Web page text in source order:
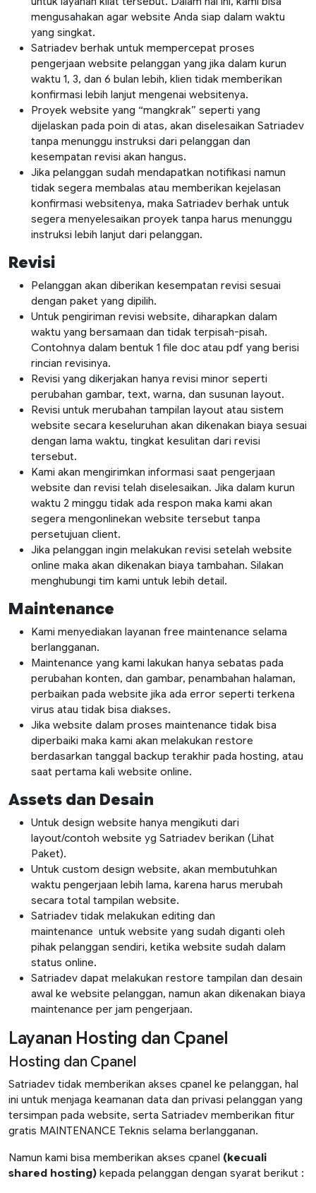
mengusahakan agar website Anda siap dalam waktu
yang singkat.
Satriadev berhak untuk mempercepat proses
pengerjaan website pelanggan yang jika dalam kurun
waktu 1, 3, dan 6 bulan lebih, klien tidak memberikan
konfirmasi lebih lanjut mengenai websitenya.
Proyek website yang “mangkrak” seperti yang
dijelaskan pada poin di atas, akan diselesaikan Satriadev
tanpa menunggu instruksi dari pelanggan dan
kesempatan revisi akan hangus.
Jika pelanggan sudah mendapatkan notifikasi namun
tidak segera membalas atau memberikan kejelasan
konfirmasi websitenya, maka Satriadev berhak untuk
segera menyelesaikan proyek tanpa harus menunggu
instruksi lebih lanjut dari pelanggan.
Revisi
Pelanggan akan diberikan kesempatan revisi sesuai
dengan paket yang dipilih.
Untuk pengiriman revisi website, diharapkan dalam
waktu yang bersamaan dan tidak terpisah-pisah.
Contohnya dalam bentuk 1 file doc atau pdf yang berisi
rincian revisinya.
Revisi yang dikerjakan hanya revisi minor seperti
perubahan gambar, text, warna, dan susunan layout.
Revisi untuk merubahan tampilan layout atau sistem
website secara keseluruhan akan dikenakan biaya sesuai
dengan lama waktu, tingkat kesulitan dari revisi
tersebut.
Kami akan mengirimkan informasi saat pengerjaan
website dan revisi telah diselesaikan. Jika dalam kurun
waktu 2 minggu tidak ada respon maka kami akan
segera mengonlinekan website tersebut tanpa
persetujuan client.
Jika pelanggan ingin melakukan revisi setelah website
online maka akan dikenakan biaya tambahan. Silakan
menghubungi tim kami untuk lebih detail.
Maintenance
Kami menyediakan layanan free maintenance selama
berlangganan.
Maintenance yang kami lakukan hanya sebatas pada
perubahan konten, dan gambar, penambahan halaman,
perbaikan pada website jika ada error seperti terkena
virus atau tidak bisa diakses.
Jika website dalam proses maintenance tidak bisa
diperbaiki maka kami akan melakukan restore
berdasarkan tanggal backup terakhir pada hosting, atau
saat pertama kali website online.
Assets dan Desain
Untuk design website hanya mengikuti dari
layout/contoh website yg Satriadev berikan (Lihat
Paket).
Untuk custom design website, akan membutuhkan
waktu pengerjaan lebih lama, karena harus merubah
secara total tampilan website.
Satriadev tidak melakukan editing dan
maintenance untuk website yang sudah diganti oleh
pihak pelanggan sendiri, ketika website sudah dalam
status online.
Satriadev dapat melakukan restore tampilan dan desain
awal ke website pelanggan, namun akan dikenakan biaya
maintenance per jam pengerjaan.
Layanan Hosting dan Cpanel
Hosting dan Cpanel
Satriadev tidak memberikan akses cpanel ke pelanggan, hal
ini untuk menjaga keamanan data dan privasi pelanggan yang
tersimpan pada website, serta Satriadev memberikan fitur
gratis MAINTENANCE Teknis selama berlangganan.
Namun kami bisa memberikan akses cpanel (kecuali
shared hosting) kepada pelanggan dengan syarat berikut :